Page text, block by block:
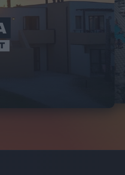
ITALIA
BAIA DI TINDARI 2026